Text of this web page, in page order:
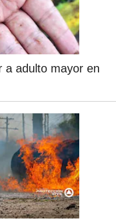
a adulto mayor en